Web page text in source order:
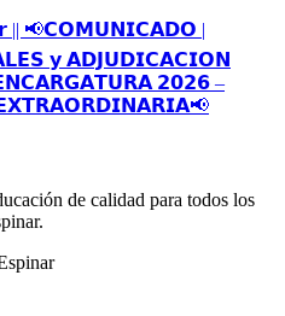
|| 📢𝗖𝗢𝗠𝗨𝗡𝗜𝗖𝗔𝗗𝗢 |
𝘆 𝗔𝗗𝗝𝗨𝗗𝗜𝗖𝗔𝗖𝗜𝗢𝗡
𝟮𝟬𝟮𝟲 –
de calidad para todos los